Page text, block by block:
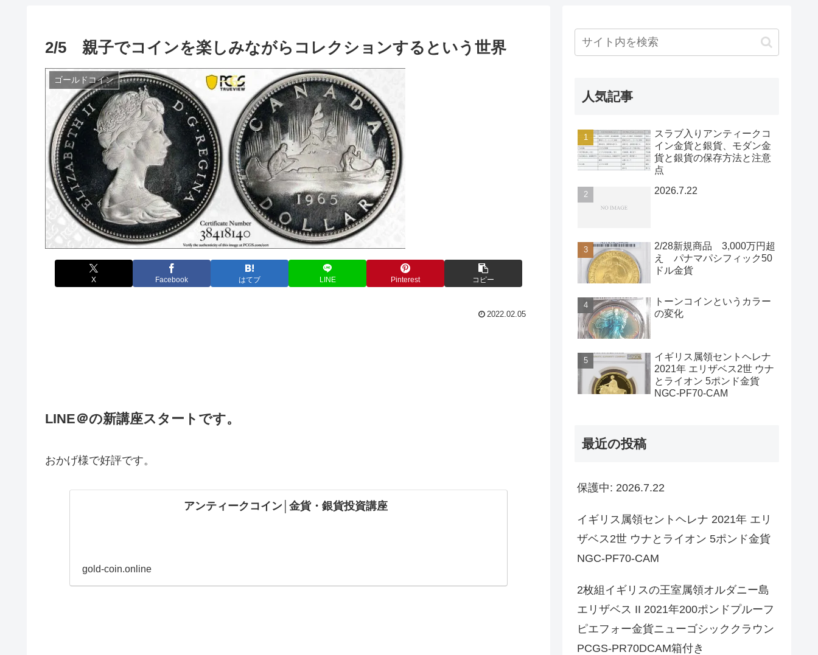
2/5 親子でコインを楽しみながらコレクションするという世界
ゴールドコイン
X Facebook はてブ LINE Pinterest コピー
2022.02.05
LINE＠の新講座スタートです。
おかげ様で好評です。
アンティークコイン│金貨・銀貨投資講座
gold-coin.online
人気記事
スラブ入りアンティークコ
イン金貨と銀貨、モダン金
貨と銀貨の保存方法と注意
点
2026.7.22
2/28新規商品 3,000万円超
え パナマパシフィック50
ドル金貨
トーンコインというカラー
の変化
イギリス属領セントヘレナ
2021年 エリザベス2世 ウナ
とライオン 5ポンド金貨
NGC-PF70-CAM
最近の投稿
保護中: 2026.7.22
イギリス属領セントヘレナ 2021年 エリ
ザベス2世 ウナとライオン 5ポンド金貨
NGC-PF70-CAM
2枚組イギリスの王室属領オルダニー島
エリザベス II 2021年200ポンドプルーフ
ピエフォー金貨ニューゴシッククラウン
PCGS-PR70DCAM箱付き